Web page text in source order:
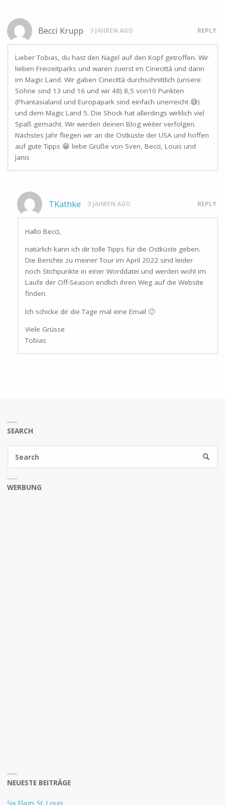
Becci Krupp 3 JAHREN AGO REPLY
Lieber Tobias, du hast den Nagel auf den Kopf getroffen. Wir
lieben Freizeitparks und waren zuerst im Cinecittà und dann
im Magic Land. Wir gaben Cinecittà durchschnittlich (unsere
Söhne sind 13 und 16 und wir 48) 8,5 von10 Punkten
(Phantasialand und Europapark sind einfach unerreicht 😅)
und dem Magic Land 5. Die Shock hat allerdings wirklich viel
Spaß gemacht. Wir werden deinen Blog weiter verfolgen.
Nächstes Jahr fliegen wir an die Ostküste der USA und hoffen
auf gute Tipps 😁 liebe Grüße von Sven, Becci, Louis und
Janis
TKathke 3 JAHREN AGO REPLY
Hallo Becci,
natürlich kann ich dir tolle Tipps für die Ostküste geben.
Die Berichte zu meiner Tour im April 2022 sind leider
noch Stichpunkte in einer Worddatei und werden wohl im
Laufe der Off-Season endlich ihren Weg auf die Website
finden.
Ich schicke dir die Tage mal eine Email 🙂
Viele Grüsse
Tobias
SEARCH
WERBUNG
NEUESTE BEITRÄGE
Six Flags St. Louis